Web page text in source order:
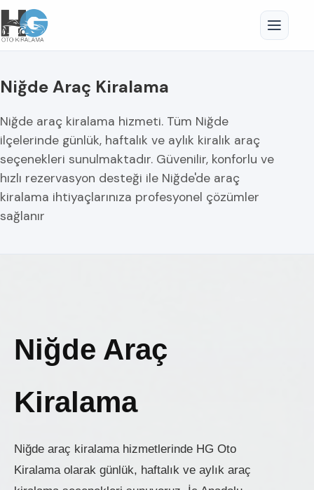
Niğde Araç Kiralama
Niğde araç kiralama hizmeti. Tüm Niğde
ilçelerinde günlük, haftalık ve aylık kiralık araç
seçenekleri sunulmaktadır. Güvenilir, konforlu ve
hızlı rezervasyon desteği ile Niğde'de araç
kiralama ihtiyaçlarınıza profesyonel çözümler
sağlanır
Niğde Araç
Kiralama
Niğde araç kiralama hizmetlerinde HG Oto
Kiralama olarak günlük, haftalık ve aylık araç